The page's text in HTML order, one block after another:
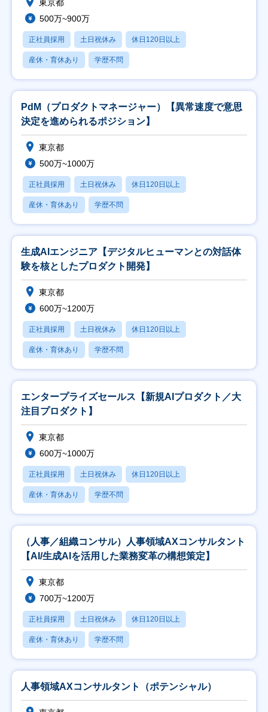
東京都
500万~900万
正社員採用 土日祝休み 休日120日以上
産休・育休あり 学歴不問
PdM（プロダクトマネージャー）【異常速度で意思
決定を進められるポジション】
東京都
500万~1000万
正社員採用 土日祝休み 休日120日以上
産休・育休あり 学歴不問
生成AIエンジニア【デジタルヒューマンとの対話体
験を核としたプロダクト開発】
東京都
600万~1200万
正社員採用 土日祝休み 休日120日以上
産休・育休あり 学歴不問
エンタープライズセールス【新規AIプロダクト／大
注目プロダクト】
東京都
600万~1000万
正社員採用 土日祝休み 休日120日以上
産休・育休あり 学歴不問
（人事／組織コンサル）人事領域AXコンサルタント
【AI/生成AIを活用した業務変革の構想策定】
東京都
700万~1200万
正社員採用 土日祝休み 休日120日以上
産休・育休あり 学歴不問
人事領域AXコンサルタント（ポテンシャル）